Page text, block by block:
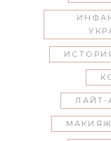
ЛАЙТ-
МАКИЯЖ